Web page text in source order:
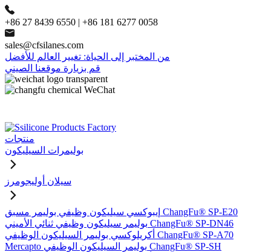
+86 27 8439 6550 | +86 181 6277 0058
sales@cfsilanes.com
من المختبر إلى الحياة: تغيير العالم للأفضل
قم بزيارة موقعنا الصيني
منتجات
بوليمرات السيليكون
سيلان أوليجومرز
إيبوكسي سيليكون وظيفي بوليمر مسبق ChangFu® SP-E20
بوليمر سيليكون وظيفي ثنائي الأميني ChangFu® SP-DN46
أكريلوكسي بوليمر السيليكون الوظيفي ChangFu® SP-A70
Mercapto بوليمر السيليكون الوظيفي ChangFu® SP-SH